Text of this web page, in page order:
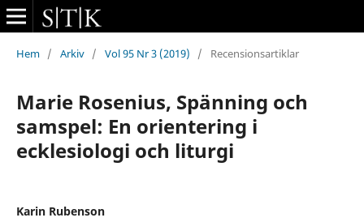
Hem / Arkiv / Vol 95 Nr 3 (2019) / Recensionsartiklar
Marie Rosenius, Spänning och
samspel: En orientering i
ecklesiologi och liturgi
Karin Rubenson